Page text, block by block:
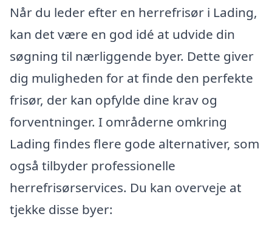
Når du leder efter en herrefrisør i Lading,
kan det være en god idé at udvide din
søgning til nærliggende byer. Dette giver
dig muligheden for at finde den perfekte
frisør, der kan opfylde dine krav og
forventninger. I områderne omkring
Lading findes flere gode alternativer, som
også tilbyder professionelle
herrefrisørservices. Du kan overveje at
tjekke disse byer: